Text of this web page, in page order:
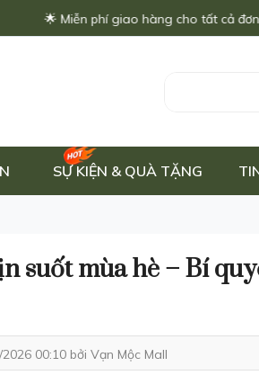
phí giao hàng cho tất cả đơn hàng từ
SỰ KIỆN & QUÀ TẶNG
suốt mùa hè – Bí
00:10 bởi Vạn Mộc Mall